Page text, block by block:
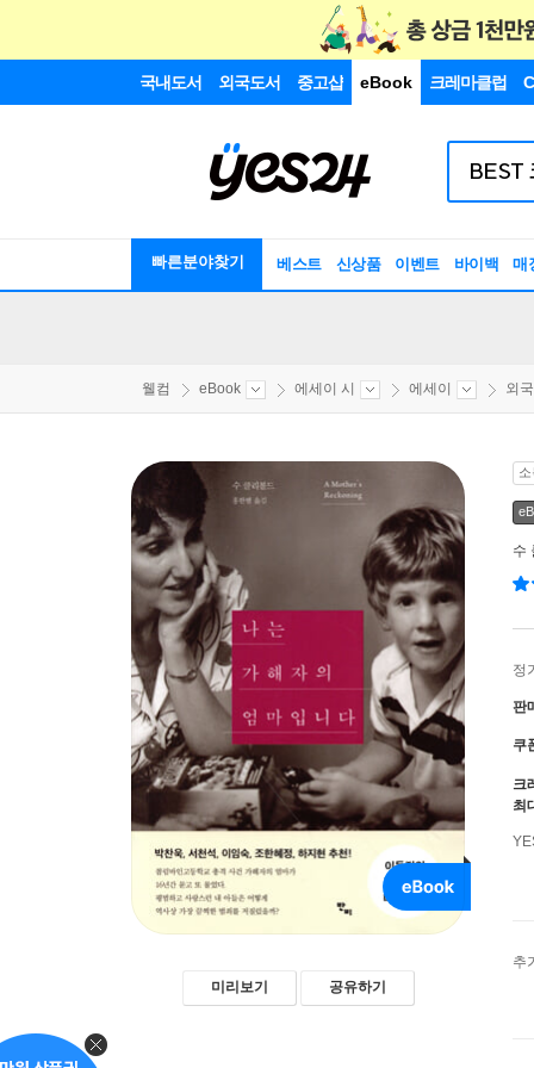
국내도서 외국도서 중고샵 eBook 크레마클럽
빠른분야찾기 베스트 신상품 이벤트 바이백 매
웰컴 eBook 에세이 시 에세이 외
미리보기 공유하기
수
정
판
쿠
크
최
추